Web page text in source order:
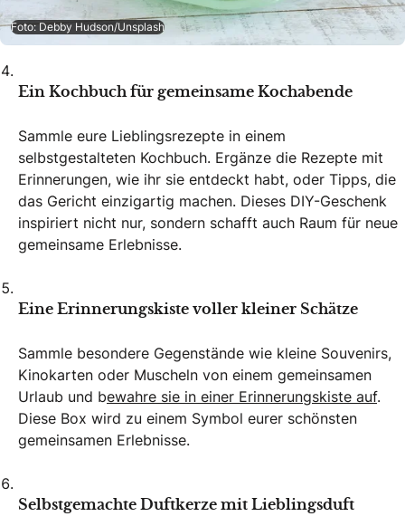
Foto: Debby Hudson/Unsplash
Ein Kochbuch für gemeinsame Kochabende
Sammle eure Lieblingsrezepte in einem
selbstgestalteten Kochbuch. Ergänze die Rezepte mit
Erinnerungen, wie ihr sie entdeckt habt, oder Tipps, die
das Gericht einzigartig machen. Dieses DIY-Geschenk
inspiriert nicht nur, sondern schafft auch Raum für neue
gemeinsame Erlebnisse.
Eine Erinnerungskiste voller kleiner Schätze
Sammle besondere Gegenstände wie kleine Souvenirs,
Kinokarten oder Muscheln von einem gemeinsamen
Urlaub und bewahre sie in einer Erinnerungskiste auf.
Diese Box wird zu einem Symbol eurer schönsten
gemeinsamen Erlebnisse.
Selbstgemachte Duftkerze mit Lieblingsduft